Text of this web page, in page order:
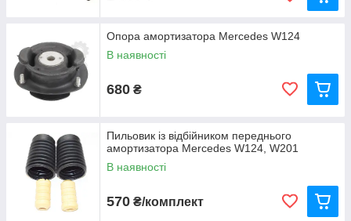
Опора амортизатора Mercedes W124
В наявності
680 ₴
Пильовик із відбійником переднього
амортизатора Mercedes W124, W201
В наявності
570 ₴/комплект